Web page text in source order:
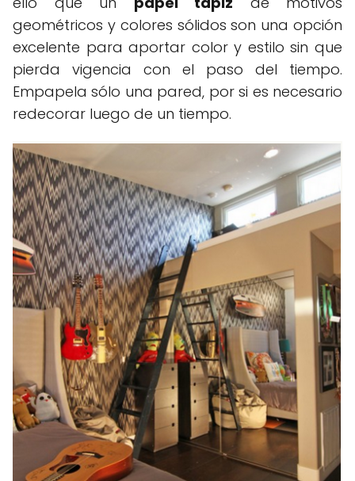
geométricos y colores sólidos son una opción
excelente para aportar color y estilo sin que
pierda vigencia con el paso del tiempo.
Empapela sólo una pared, por si es necesario
redecorar luego de un tiempo.